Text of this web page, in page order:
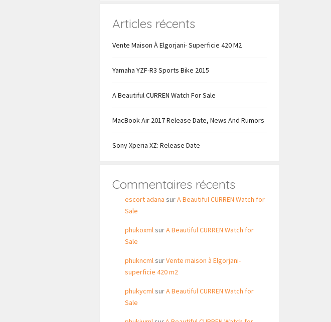
Articles récents
Vente Maison À Elgorjani- Superficie 420 M2
Yamaha YZF-R3 Sports Bike 2015
A Beautiful CURREN Watch For Sale
MacBook Air 2017 Release Date, News And Rumors
Sony Xperia XZ: Release Date
Commentaires récents
escort adana surA Beautiful CURREN Watch for
Sale
phukoxmlsurA Beautiful CURREN Watch for
Sale
phukncmlsurVente maison à Elgorjani-
superficie 420 m2
phukycmlsurA Beautiful CURREN Watch for
Sale